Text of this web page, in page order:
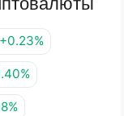
+0.23%